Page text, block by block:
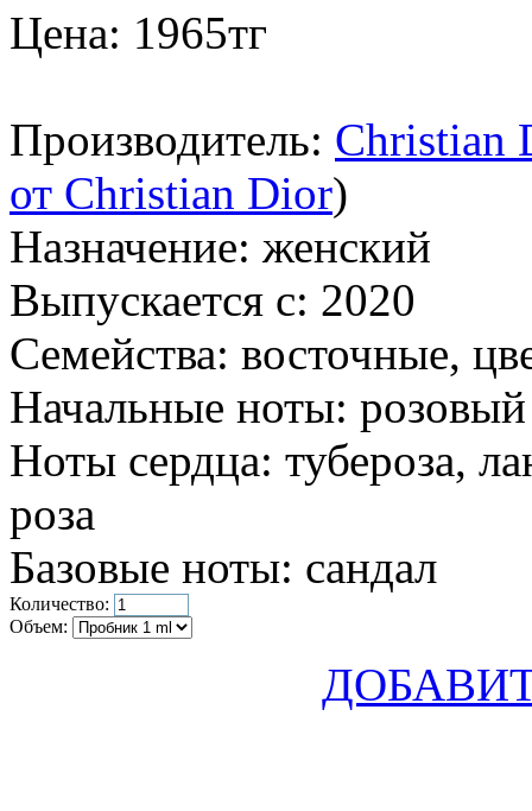
Цена: 1965тг
Производитель: Christian
от Christian Dior)
Назначение: женский
Выпускается с: 2020
Семейства: восточные,
Начальные ноты:
Ноты сердца: тубероза,
роза
Базовые ноты: сандал
Количество:
Объем: